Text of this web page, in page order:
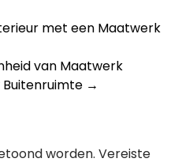
met een Maatwerk
van Maatwerk
→
worden. Vereiste